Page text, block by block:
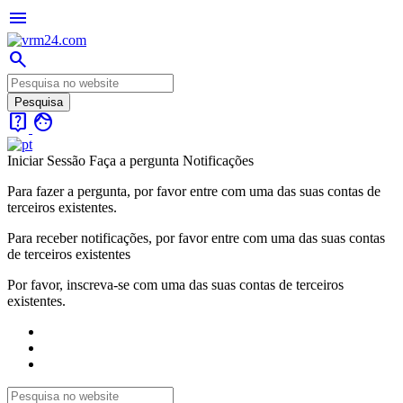
menu
search
live_help face
Iniciar Sessão Faça a pergunta Notificações
Para fazer a pergunta, por favor entre com uma das suas contas de
terceiros existentes.
Para receber notificações, por favor entre com uma das suas contas
de terceiros existentes
Por favor, inscreva-se com uma das suas contas de terceiros
existentes.